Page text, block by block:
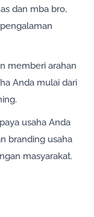
dan mba bro,
memberi arahan
Anda mulai dari
usaha Anda
branding usaha
masyarakat.